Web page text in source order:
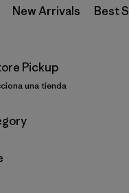
New Arrivals Best
Pickup
una tienda
por
por